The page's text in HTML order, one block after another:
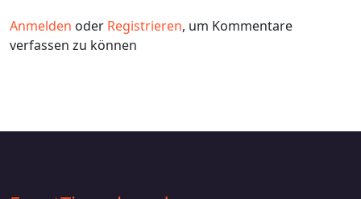
Anmelden oder Registrieren, um Kommentare
verfassen zu können